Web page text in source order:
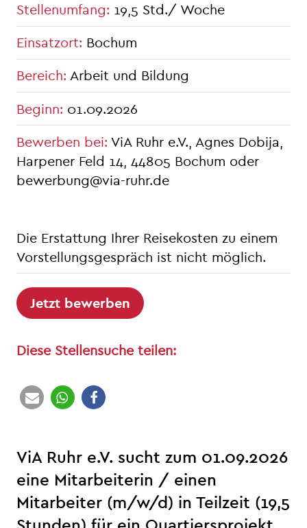
Stellenumfang: 19,5 Std./ Woche
Einsatzort: Bochum
Bereich: Arbeit und Bildung
Beginn: 01.09.2026
Bewerben bei: ViA Ruhr e.V., Agnes Dobija,
Harpener Feld 14, 44805 Bochum oder
bewerbung@via-ruhr.de
Die Erstattung Ihrer Reisekosten zu einem
Vorstellungsgespräch ist nicht möglich.
Jetzt bewerben
Diese Stellensuche teilen:
ViA Ruhr e.V. sucht zum 01.09.2026
eine Mitarbeiterin / einen
Mitarbeiter (m/w/d) in Teilzeit (19,5